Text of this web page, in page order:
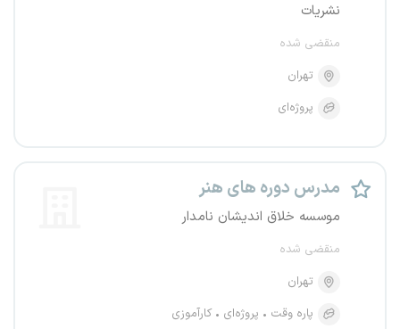
نشریات
منقضی شده
تهران
پروژه‌ای
مدرس دوره های هنر
موسسه خلاق اندیشان نامدار
منقضی شده
تهران
پاره وقت
پروژه‌ای کارآموزی